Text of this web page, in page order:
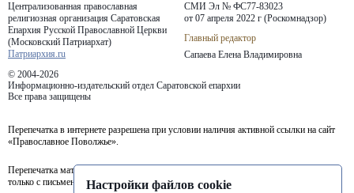
Централизованная православная
религиозная организация Саратовская
Епархия Русской Православной Церкви
(Московский Патриархат)
Патриархия.ru
СМИ Эл № ФС77-83023
от 07 апреля 2022 г (Роскомнадзор)
Главный редактор
Сапаева Елена Владимировна
© 2004-2026
Информационно-издательский отдел Саратовской епархии
Все права защищены
Перепечатка в интернете разрешена при условии наличия активной ссылки на сайт
«Православное Поволжье».
Перепечатка материалов портала в печатных изданиях (книгах, прессе) возможна
только с письменного разрешения редакции.
Настройки файлов cookie